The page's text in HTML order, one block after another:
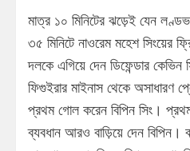
মাত্র ১০ মিনিটের ঝড়েই যেন
৩৫ মিনিটে নাওরেম মহেশ সিংয়ের
দলকে এগিয়ে দেন ডিফেন্ডার কেভিন
ফিগুইরার মাইনাস থেকে অসাধারণ
প্রথম গোল করেন বিপিন সিং।
ব্যবধান আরও বাড়িয়ে দেন বিপিন।